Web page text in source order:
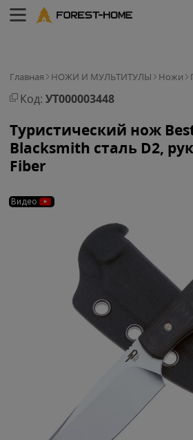
Главная НОЖИ И МУЛЬТИТУЛЫ Ножи
Код: УТ000003448
Туристический нож
Blacksmith сталь D2,
Fiber
Видео